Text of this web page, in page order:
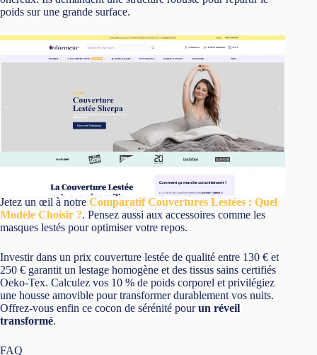
poids sur une grande surface.
Jetez un œil à notre Comparatif Couvertures Lestées : Quel
Modèle Choisir ?. Pensez aussi aux accessoires comme les
masques lestés pour optimiser votre repos.
Investir dans un prix couverture lestée de qualité entre 130 € et
250 € garantit un lestage homogène et des tissus sains certifiés
Oeko-Tex. Calculez vos 10 % de poids corporel et privilégiez
une housse amovible pour transformer durablement vos nuits.
Offrez-vous enfin ce cocon de sérénité pourun réveil
transformé.
FAQ